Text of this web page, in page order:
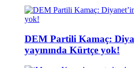
DEM Partili Kamaç:
yayınında Kürtçe yok!